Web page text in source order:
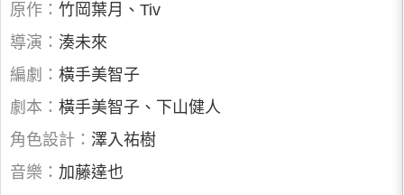
原作： 竹岡葉月、Tiv
導演： 湊未來
編劇： 橫手美智子
劇本： 橫手美智子、下山健人
角色設計： 澤入祐樹
音樂： 加藤達也